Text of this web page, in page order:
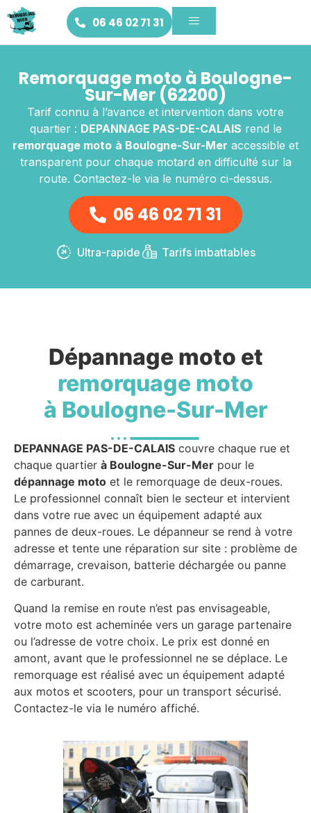
06 46 02 71 31
Remorquage moto à Boulogne-
Sur-Mer (62200)
Tarif connu à l’avance et intervention dans votre
quartier : DEPANNAGE PAS-DE-CALAIS rend le
remorquage moto à Boulogne-Sur-Mer accessible et
transparent pour chaque motard en difficulté sur la
route. Contactez-le via le numéro ci-dessus.
06 46 02 71 31
Ultra-rapide Tarifs imbattables
Dépannage moto et
remorquage moto
à Boulogne-Sur-Mer
DEPANNAGE PAS-DE-CALAIS couvre chaque rue et
chaque quartier à Boulogne-Sur-Mer pour le
dépannage moto et le remorquage de deux-roues.
Le professionnel connaît bien le secteur et intervient
dans votre rue avec un équipement adapté aux
pannes de deux-roues. Le dépanneur se rend à votre
adresse et tente une réparation sur site : problème de
démarrage, crevaison, batterie déchargée ou panne
de carburant.
Quand la remise en route n’est pas envisageable,
votre moto est acheminée vers un garage partenaire
ou l’adresse de votre choix. Le prix est donné en
amont, avant que le professionnel ne se déplace. Le
remorquage est réalisé avec un équipement adapté
aux motos et scooters, pour un transport sécurisé.
Contactez-le via le numéro affiché.